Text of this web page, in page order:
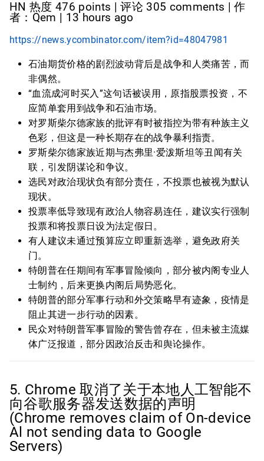
HN 热度 476 points | 评论 305 comments | 作
者：Qem | 13 hours ago
https://news.ycombinator.com/item?id=48047981
石油期货价格的剧烈波动背后是战争和人类痛苦，而
非偶然。
“血流成河时买入”这句话被误用，原指股票投资，不
应简单套用到战争和石油市场。
对罗斯柴尔德家族的批评有时被指控为带有种族主义
色彩，但这是一种长期存在的战争暴利指责。
罗斯柴尔德家族近期与杰弗里·爱泼斯坦等丑闻有关
联，引发阴谋论和争议。
选民对政治现状负有部分责任，不投票也被视为默认
现状。
投票率低导致现有政治人物容易连任，建议实行强制
投票和将投票日设为法定假日。
有人建议未通过预算应立即重新选举，避免政府关
门。
特朗普在任期间有军事冒险倾向，部分被内阁专业人
士制约，后来更换内阁后局势恶化。
特朗普的部分军事行动和外交策略早有迹象，疫情是
阻止其进一步行动的因素。
民众对特朗普军事冒险的警告曾存在，但未被主流媒
体广泛报道，部分因政治反击和舆论操作。
5. Chrome 取消了关于本地人工智能不
向谷歌服务器发送数据的声明
(Chrome removes claim of On-device
Al not sending data to Google
Servers)